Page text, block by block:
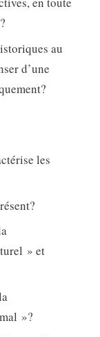
au
d’une
les
» et
»?